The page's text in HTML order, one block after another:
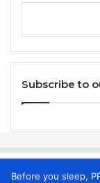
Subscribe to
Before you sleep,